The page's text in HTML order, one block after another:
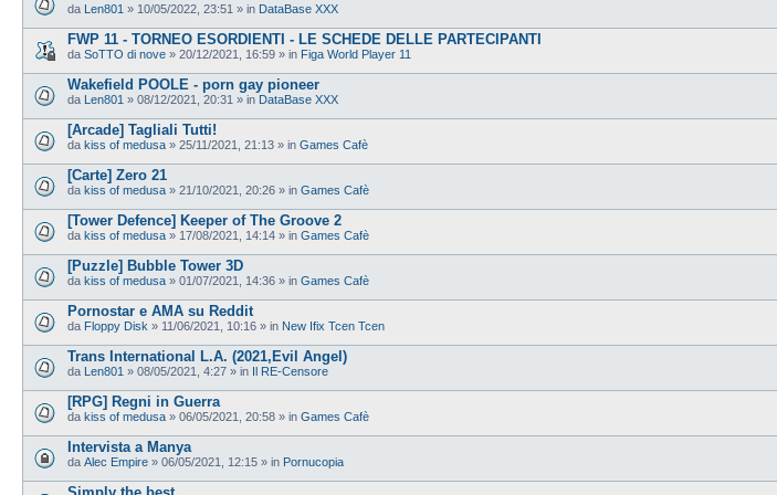
da Len801 » 10/05/2022, 23:51 » in DataBase XXX
FWP 11 - TORNEO ESORDIENTI - LE SCHEDE DELLE PARTECIPANTI
da SoTTO di nove » 20/12/2021, 16:59 » in Figa World Player 11
Wakefield POOLE - porn gay pioneer
da Len801 » 08/12/2021, 20:31 » in DataBase XXX
[Arcade] Tagliali Tutti!
da kiss of medusa » 25/11/2021, 21:13 » in Games Cafè
[Carte] Zero 21
da kiss of medusa » 21/10/2021, 20:26 » in Games Cafè
[Tower Defence] Keeper of The Groove 2
da kiss of medusa » 17/08/2021, 14:14 » in Games Cafè
[Puzzle] Bubble Tower 3D
da kiss of medusa » 01/07/2021, 14:36 » in Games Cafè
Pornostar e AMA su Reddit
da Floppy Disk » 11/06/2021, 10:16 » in New Ifix Tcen Tcen
Trans International L.A. (2021,Evil Angel)
da Len801 » 08/05/2021, 4:27 » in Il RE-Censore
[RPG] Regni in Guerra
da kiss of medusa » 06/05/2021, 20:58 » in Games Cafè
Intervista a Manya
da Alec Empire » 06/05/2021, 12:15 » in Pornucopia
Simply the best